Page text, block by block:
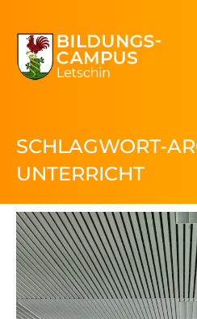
SCHLAGWORT-
UNTERRICHT